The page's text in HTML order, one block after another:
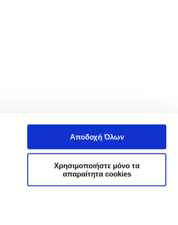
Αποδοχή Όλων
Χρησιμοποιήστε μόνο τα
απαραίτητα cookies